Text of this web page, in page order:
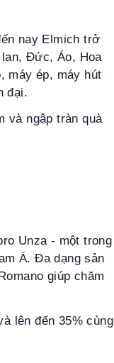
nay Elmich trở
Đức, Áo, Hoa
máy ép, máy hút
đại.
và ngập tràn quà
Unza - một trong
Á. Đa dạng sản
giúp chăm
lên đến 35% cùng